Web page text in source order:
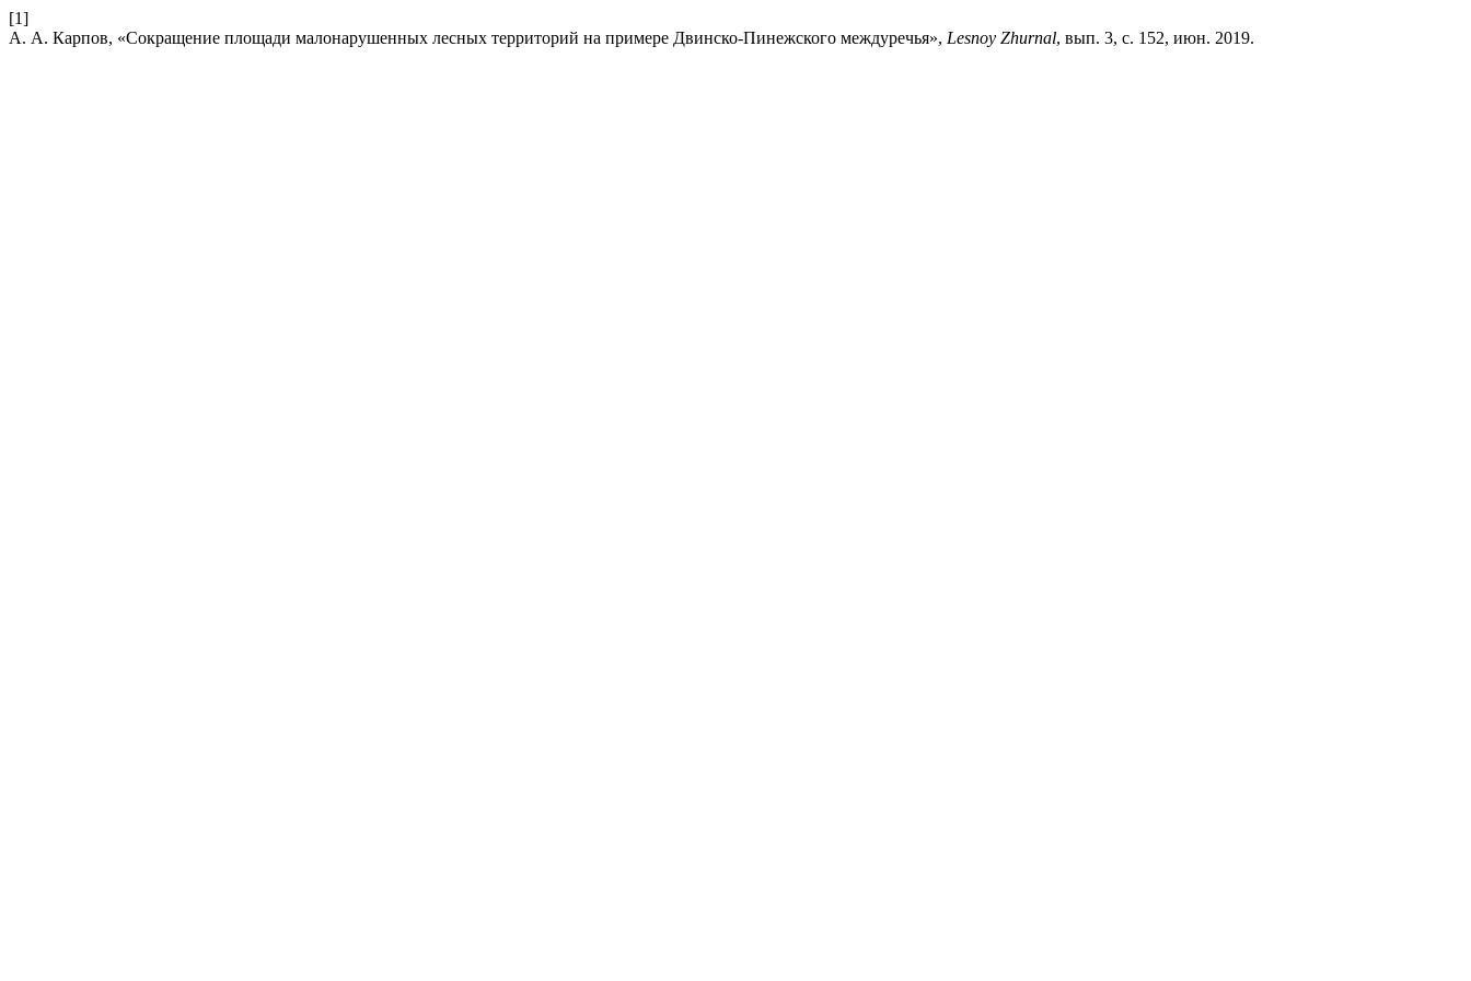
[1]
А. А. Карпов, «Сокращение площади малонарушенных лесных территорий на примере Двинско-Пинежского междуречья», Lesnoy Zhurnal, вып. 3, с. 152, июн. 2019.